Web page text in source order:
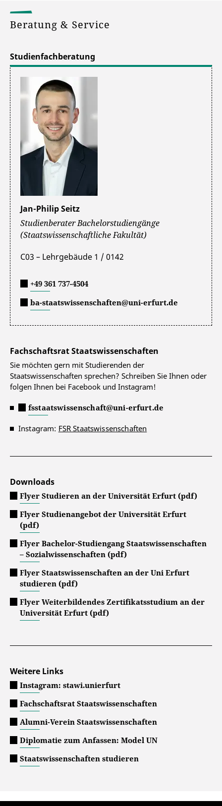
Beratung & Service
Studienfachberatung
Jan-Philip Seitz
Studienberater Bachelorstudiengänge
(Staatswissenschaftliche Fakultät)
C03 – Lehrgebäude 1 / 0142
+49 361 737-4504
ba-staatswissenschaften@uni-erfurt.de
Fachschaftsrat Staatswissenschaften
Sie möchten gern mit Studierenden der
Staatswissenschaften sprechen? Schreiben Sie Ihnen oder
folgen Ihnen bei Facebook und Instagram!
fsstaatswissenschaft@uni-erfurt.de
Instagram: FSR Staatswissenschaften
Downloads
Flyer Studieren an der Universität Erfurt (pdf)
Flyer Studienangebot der Universität Erfurt
(pdf)
Flyer Bachelor-Studiengang Staatswissenschaften
– Sozialwissenschaften (pdf)
Flyer Staatswissenschaften an der Uni Erfurt
studieren (pdf)
Flyer Weiterbildendes Zertifikatsstudium an der
Universität Erfurt (pdf)
Weitere Links
Instagram: stawi.unierfurt
Fachschaftsrat Staatswissenschaften
Alumni-Verein Staatswissenschaften
Diplomatie zum Anfassen: Model UN
Staatswissenschaften studieren